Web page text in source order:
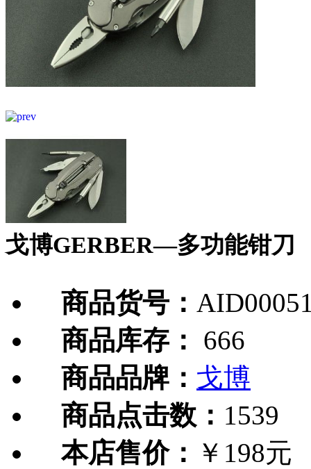
戈博GERBER—多功能钳刀
商品货号：
商品库存：
666
商品品牌： 戈博
商品点击数： 1539
本店售价： ￥198元